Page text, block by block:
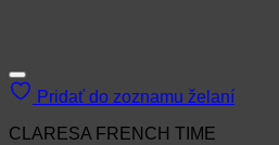
Pridať do zoznamu želaní
CLARESA FRENCH TIME